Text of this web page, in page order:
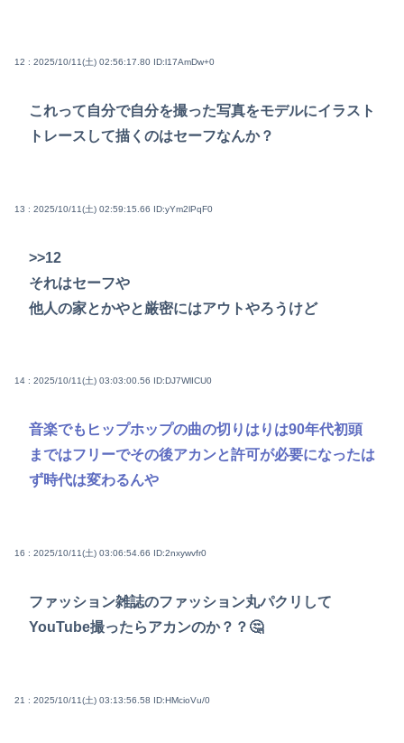
12 : 2025/10/11(土) 02:56:17.80 ID:l17AmDw+0
これって自分で自分を撮った写真をモデルにイラスト
トレースして描くのはセーフなんか？
13 : 2025/10/11(土) 02:59:15.66 ID:yYm2lPqF0
>>12
それはセーフや
他人の家とかやと厳密にはアウトやろうけど
14 : 2025/10/11(土) 03:03:00.56 ID:DJ7WlICU0
音楽でもヒップホップの曲の切りはりは90年代初頭
まではフリーでその後アカンと許可が必要になったは
ず時代は変わるんや
16 : 2025/10/11(土) 03:06:54.66 ID:2nxywvfr0
ファッション雑誌のファッション丸パクリして
YouTube撮ったらアカンのか？？🤔
21 : 2025/10/11(土) 03:13:56.58 ID:HMcioVu/0